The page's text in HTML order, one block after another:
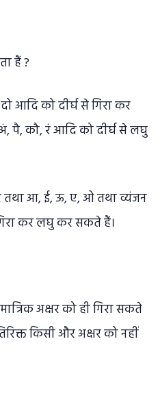
हैं ?
आदि को दीर्घ से गिरा कर
कौ, रं आदि को दीर्घ से लघु
तथा आ, ई, ऊ, ए, ओ तथा व्यंजन
कर लघु कर सकते हैं।
अक्षर को ही गिरा सकते
किसी और अक्षर को नहीं